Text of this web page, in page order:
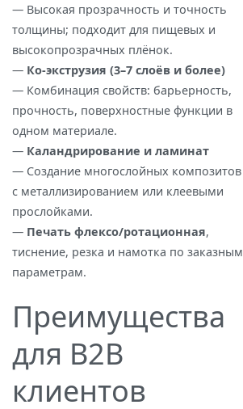
— Высокая прозрачность и точность
толщины; подходит для пищевых и
высокопрозрачных плёнок.
— Ко‑экструзия (3–7 слоёв и более)
— Комбинация свойств: барьерность,
прочность, поверхностные функции в
одном материале.
— Каландрирование и ламинат
— Создание многослойных композитов
с металлизированием или клеевыми
прослойками.
— Печать флексо/ротационная,
тиснение, резка и намотка по заказным
параметрам.
Преимущества
для B2B
клиентов